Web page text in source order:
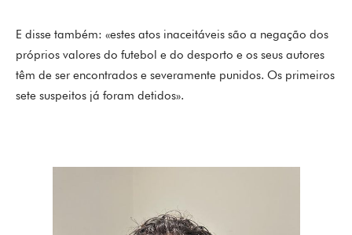
E disse também: «estes atos inaceitáveis são a negação dos
próprios valores do futebol e do desporto e os seus autores
têm de ser encontrados e severamente punidos. Os primeiros
sete suspeitos já foram detidos».